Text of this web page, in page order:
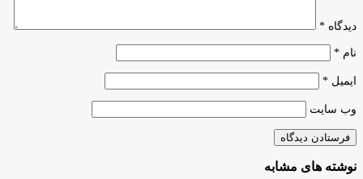
دیدگاه *
نام *
ایمیل *
وب‌ سایت
نوشته های مشابه